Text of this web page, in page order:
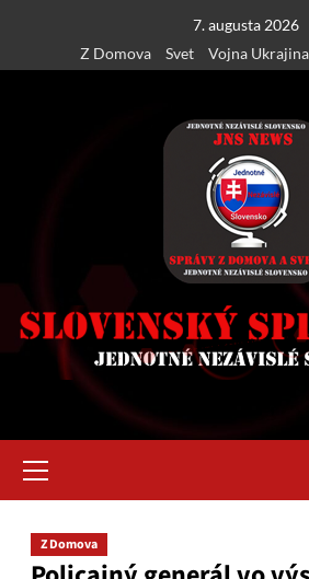
content
7. augusta 2026
Z Domova
Svet Vojna Ukrajina
Menu
Z Domova